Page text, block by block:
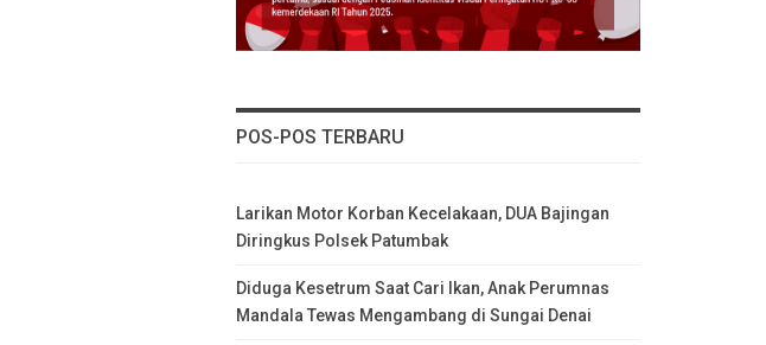
POS-POS TERBARU
Larikan Motor Korban Kecelakaan, DUA Bajingan
Diringkus Polsek Patumbak
Diduga Kesetrum Saat Cari Ikan, Anak Perumnas
Mandala Tewas Mengambang di Sungai Denai